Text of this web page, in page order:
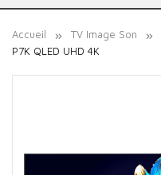
Accueil TV Image Son
P7K QLED UHD 4K